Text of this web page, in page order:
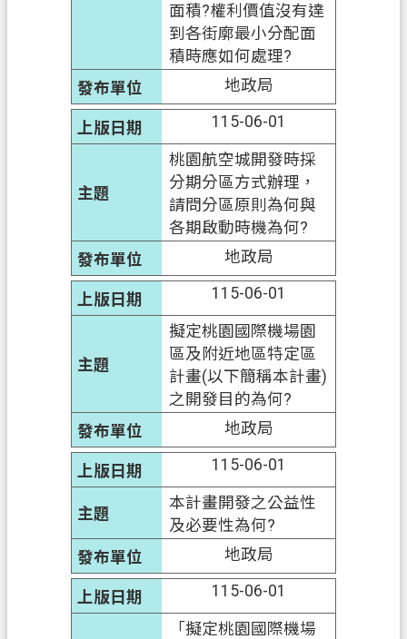
面積?權利價值沒有達
到各街廓最小分配面
積時應如何處理?
地政局
115-06-01
桃園航空城開發時採
分期分區方式辦理，
請問分區原則為何與
各期啟動時機為何?
地政局
115-06-01
擬定桃園國際機場園
區及附近地區特定區
計畫(以下簡稱本計畫)
之開發目的為何?
地政局
115-06-01
本計畫開發之公益性
及必要性為何?
地政局
115-06-01
「擬定桃園國際機場